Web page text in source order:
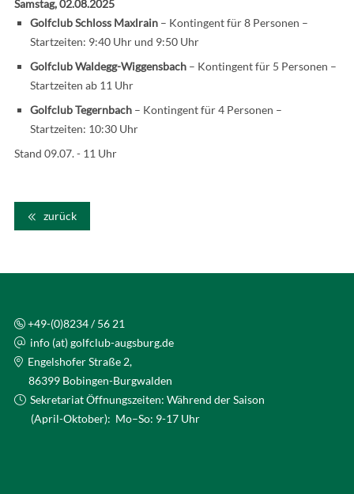
Samstag, 02.08.2025
Golfclub Schloss Maxlrain– Kontingent für 8 Personen –
Startzeiten: 9:40 Uhr und 9:50 Uhr
Golfclub Waldegg-Wiggensbach– Kontingent für 5 Personen –
Startzeiten ab 11 Uhr
Golfclub Tegernbach – Kontingent für 4 Personen –
Startzeiten: 10:30 Uhr
Stand 09.07. - 11 Uhr
zurück
+49-(0)8234 / 56 21
info (at) golfclub-augsburg.de
Engelshofer Straße 2,
86399 Bobingen-Burgwalden
Sekretariat Öffnungszeiten: Während der Saison
(April-Oktober): Mo–So: 9-17 Uhr